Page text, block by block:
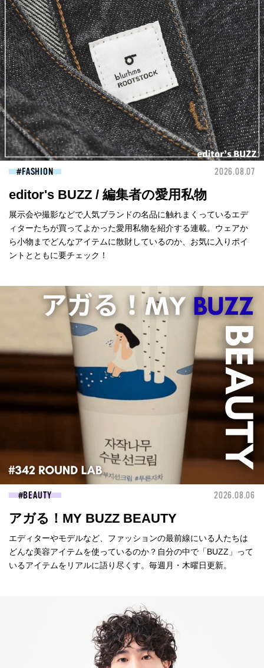
FASHION 2026.08.07
editor's BUZZ / 編集者の愛用私物
展示会や撮影などで人気ブランドの名品に触れまくっているエデ
ィターたちが買ってよかった愛用私物を紹介する連載。ウェアか
ら小物までどんなアイテムに散財しているのか、お気に入りポイ
ントとともに要チェック！
BEAUTY 2026.08.06
アガる！MY BUZZ BEAUTY
エディターやモデルなど、ファッションの最前線にいる人たちは
どんな美容アイテムを使っているのか？自分の中で「BUZZ」って
いるアイテムをリアルに語り尽くす。毎週月・木曜日更新。